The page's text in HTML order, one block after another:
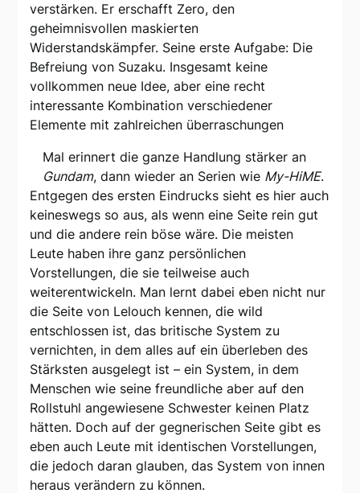
verstärken. Er erschafft Zero, den
geheimnisvollen maskierten
Widerstandskämpfer. Seine erste Aufgabe: Die
Befreiung von Suzaku. Insgesamt keine
vollkommen neue Idee, aber eine recht
interessante Kombination verschiedener
Elemente mit zahlreichen überraschungen
Mal erinnert die ganze Handlung stärker an
Gundam, dann wieder an Serien wie My-HiME.
Entgegen des ersten Eindrucks sieht es hier auch
keineswegs so aus, als wenn eine Seite rein gut
und die andere rein böse wäre. Die meisten
Leute haben ihre ganz persönlichen
Vorstellungen, die sie teilweise auch
weiterentwickeln. Man lernt dabei eben nicht nur
die Seite von Lelouch kennen, die wild
entschlossen ist, das britische System zu
vernichten, in dem alles auf ein überleben des
Stärksten ausgelegt ist – ein System, in dem
Menschen wie seine freundliche aber auf den
Rollstuhl angewiesene Schwester keinen Platz
hätten. Doch auf der gegnerischen Seite gibt es
eben auch Leute mit identischen Vorstellungen,
die jedoch daran glauben, das System von innen
heraus verändern zu können.